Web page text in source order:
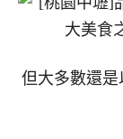
但大多數還